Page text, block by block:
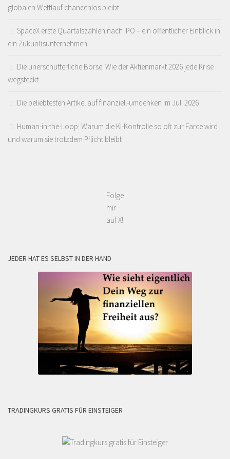
globalen Wettlauf chancenlos bleibt
SpaceX erste Quartalszahlen nach IPO – ein öffentlicher Einblick in
ein Zukunftsunternehmen
Die unerschütterliche Börse: Wie der Aktienmarkt 2026 jede Krise
wegsteckt
Die beliebtesten Artikel auf finanziell-umdenken im Juli 2026
Human-in-the-Loop: Warum die KI-Kontrolle so oft zur Farce wird
und warum sie trotzdem Pflicht bleibt
Folge
mir
auf X!
JEDER HAT ES SELBST IN DER HAND
TRADINGKURS GRATIS FÜR EINSTEIGER